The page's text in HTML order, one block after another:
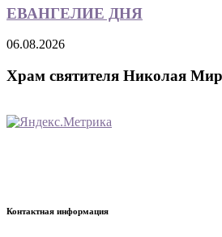
ЕВАНГЕЛИЕ ДНЯ
06.08.2026
Храм святителя Николая
Контактная информация